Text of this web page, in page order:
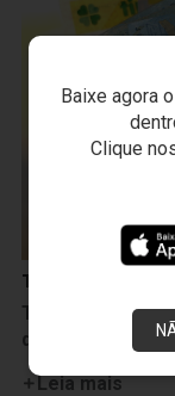
Baixe agora o
Clique
Timemania
Timemania:
de R$
Leia mais